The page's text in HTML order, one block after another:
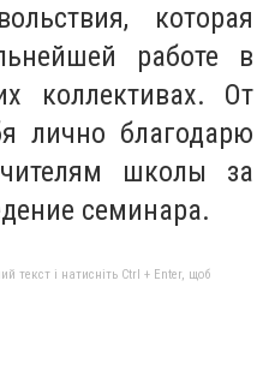
которая
работе в
коллективах. От
лично благодарю
школы за
семинара.
текст і натисніть Ctrl + Enter, щоб